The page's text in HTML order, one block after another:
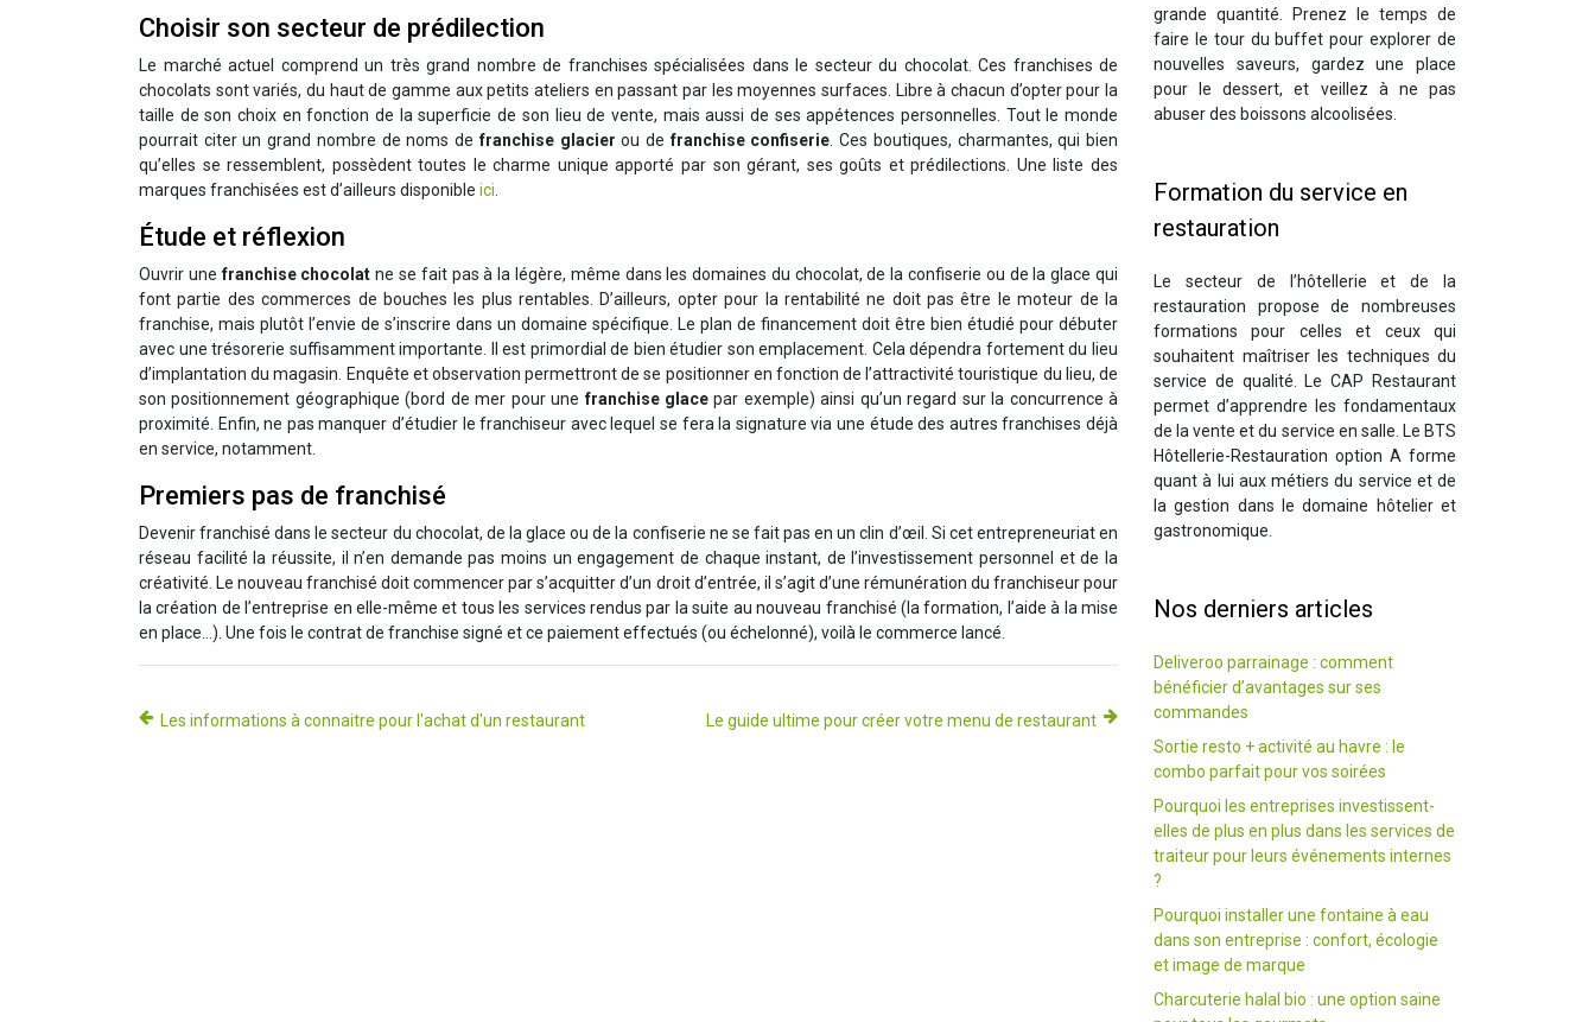
Choisir son secteur de prédilection
Le marché actuel comprend un très grand nombre de franchises spécialisées dans le secteur du chocolat. Ces franchises de
chocolats sont variés, du haut de gamme aux petits ateliers en passant par les moyennes surfaces. Libre à chacun d’opter pour la
taille de son choix en fonction de la superficie de son lieu de vente, mais aussi de ses appétences personnelles. Tout le monde
pourrait citer un grand nombre de noms defranchise glacier ou defranchise confiserie. Ces boutiques, charmantes, qui bien
qu’elles se ressemblent, possèdent toutes le charme unique apporté par son gérant, ses goûts et prédilections. Une liste des
marques franchisées est d’ailleurs disponible ici.
Étude et réflexion
Ouvrir unefranchise chocolat ne se fait pas à la légère, même dans les domaines du chocolat, de la confiserie ou de la glace qui
font partie des commerces de bouches les plus rentables. D’ailleurs, opter pour la rentabilité ne doit pas être le moteur de la
franchise, mais plutôt l’envie de s’inscrire dans un domaine spécifique. Le plan de financement doit être bien étudié pour débuter
avec une trésorerie suffisamment importante. Il est primordial de bien étudier son emplacement. Cela dépendra fortement du lieu
d’implantation du magasin. Enquête et observation permettront de se positionner en fonction de l’attractivité touristique du lieu, de
son positionnement géographique (bord de mer pour unefranchise glace par exemple) ainsi qu’un regard sur la concurrence à
proximité. Enfin, ne pas manquer d’étudier le franchiseur avec lequel se fera la signature via une étude des autres franchises déjà
en service, notamment.
Premiers pas de franchisé
Devenir franchisé dans le secteur du chocolat, de la glace ou de la confiserie ne se fait pas en un clin d’œil. Si cet entrepreneuriat en
réseau facilité la réussite, il n’en demande pas moins un engagement de chaque instant, de l’investissement personnel et de la
créativité. Le nouveau franchisé doit commencer par s’acquitter d’un droit d’entrée, il s’agit d’une rémunération du franchiseur pour
la création de l’entreprise en elle-même et tous les services rendus par la suite au nouveau franchisé (la formation, l’aide à la mise
en place…). Une fois le contrat de franchise signé et ce paiement effectués (ou échelonné), voilà le commerce lancé.
Les informations à connaitre pour l′achat d′un restaurant Le guide ultime pour créer votre menu de restaurant
grande quantité. Prenez le temps de
faire le tour du buffet pour explorer de
nouvelles saveurs, gardez une place
pour le dessert, et veillez à ne pas
abuser des boissons alcoolisées.
Formation du service en
restauration
Le secteur de l’hôtellerie et de la
restauration propose de nombreuses
formations pour celles et ceux qui
souhaitent maîtriser les techniques du
service de qualité. Le CAP Restaurant
permet d’apprendre les fondamentaux
de la vente et du service en salle. Le BTS
Hôtellerie-Restauration option A forme
quant à lui aux métiers du service et de
la gestion dans le domaine hôtelier et
gastronomique.
Nos derniers articles
Deliveroo parrainage : comment
bénéficier d’avantages sur ses
commandes
Sortie resto + activité au havre : le
combo parfait pour vos soirées
Pourquoi les entreprises investissent-
elles de plus en plus dans les services de
traiteur pour leurs événements internes
?
Pourquoi installer une fontaine à eau
dans son entreprise : confort, écologie
et image de marque
Charcuterie halal bio : une option saine